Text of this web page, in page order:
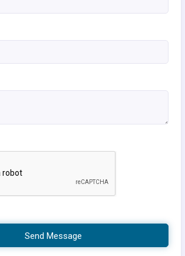
Send Message